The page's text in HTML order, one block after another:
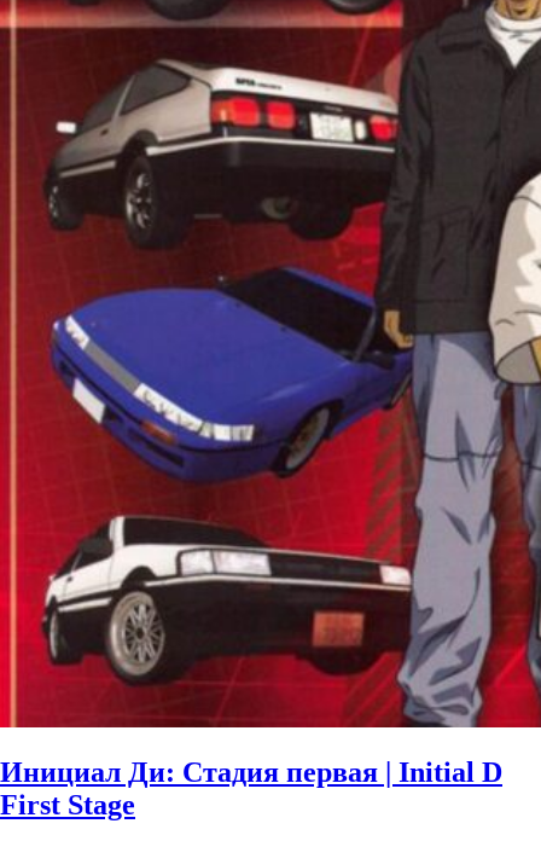
Инициал Ди: Стадия первая | Initial D
First Stage